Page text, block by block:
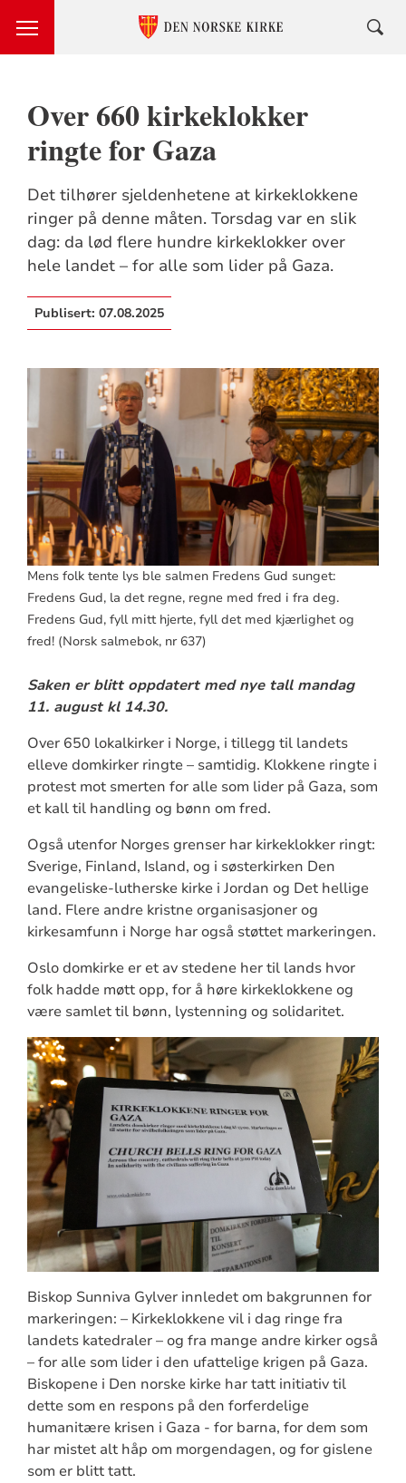
Over 660 kirkeklokker
ringte for Gaza
Det tilhører sjeldenhetene at kirkeklokkene
ringer på denne måten. Torsdag var en slik
dag: da lød flere hundre kirkeklokker over
hele landet – for alle som lider på Gaza.
Publisert: 07.08.2025
Mens folk tente lys ble salmen Fredens Gud sunget:
Fredens Gud, la det regne, regne med fred i fra deg.
Fredens Gud, fyll mitt hjerte, fyll det med kjærlighet og
fred! (Norsk salmebok, nr 637)
Saken er blitt oppdatert med nye tall mandag
11. august kl 14.30.
Over 650 lokalkirker i Norge, i tillegg til landets
elleve domkirker ringte – samtidig. Klokkene ringte i
protest mot smerten for alle som lider på Gaza, som
et kall til handling og bønn om fred.
Også utenfor Norges grenser har kirkeklokker ringt:
Sverige, Finland, Island, og i søsterkirken Den
evangeliske-lutherske kirke i Jordan og Det hellige
land. Flere andre kristne organisasjoner og
kirkesamfunn i Norge har også støttet markeringen.
Oslo domkirke er et av stedene her til lands hvor
folk hadde møtt opp, for å høre kirkeklokkene og
være samlet til bønn, lystenning og solidaritet.
Biskop Sunniva Gylver innledet om bakgrunnen for
markeringen: – Kirkeklokkene vil i dag ringe fra
landets katedraler – og fra mange andre kirker også
– for alle som lider i den ufattelige krigen på Gaza.
Biskopene i Den norske kirke har tatt initiativ til
dette som en respons på den forferdelige
humanitære krisen i Gaza - for barna, for dem som
har mistet alt håp om morgendagen, og for gislene
som er blitt tatt.